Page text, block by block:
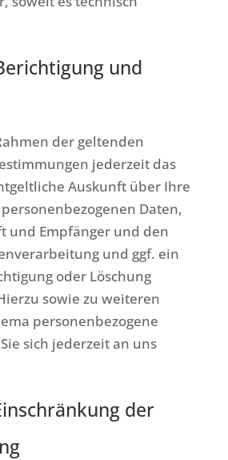
und
der geltenden
jederzeit das
Auskunft über Ihre
Daten,
und Empfänger und den
und ggf. ein
oder Löschung
sowie zu weiteren
personenbezogene
sich jederzeit an uns
der